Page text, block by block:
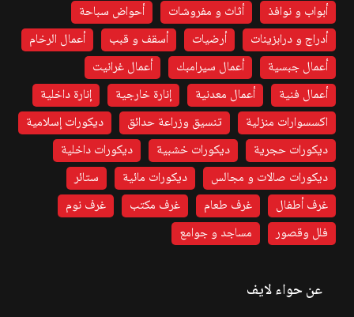
أبواب و نوافذ أثاث و مفروشات
أحواض سباحة
أدراج و درابزينات
أرضيات أسقف و قبب
أعمال الرخام
أعمال جبسية
أعمال سيرامبك
أعمال غرانيت
أعمال فنية
أعمال معدنية إنارة خارجية
إنارة داخلية
اكسسوارات منزلية
تنسيق وزراعة حدائق
ديكورات إسلامية
ديكورات حجرية
ديكورات خشبية
ديكورات داخلية
ديكورات صالات و مجالس
ديكورات مائية
ستائر
غرف أطفال
غرف طعام غرف مكتب
غرف نوم
فلل وقصور
مساجد و جوامع
عن حواء لايف